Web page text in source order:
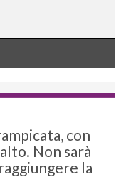
con
Non sarà
la